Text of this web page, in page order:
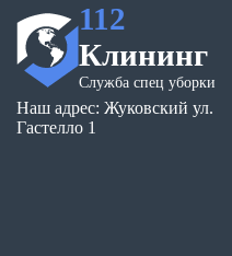
112
Клининг
Служба спец уборки
Наш адрес: Жуковский ул.
Гастелло 1